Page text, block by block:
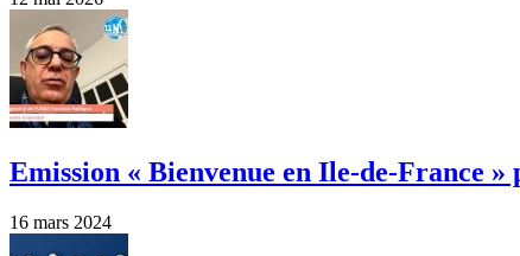
Emission « Bienvenue en Ile-de-France
16 mars 2024